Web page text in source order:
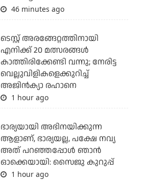
46 minutes ago
ടെസ്റ്റ് അരങ്ങേറ്റത്തിനായി
എനിക്ക് 20 മത്സരങ്ങള്‍
കാത്തിരിക്കേണ്ടി വന്നു; നേരിട്ട
വെല്ലുവിളികളെക്കുറിച്ച്
അജിന്‍ക്യാ രഹാനെ
1 hour ago
ഭാര്യയായി അഭിനയിക്കുന്ന
ആളാണ്, ഭാര്യയല്ല, പക്ഷേ നവ്യ
അത് പറഞ്ഞപ്പോള്‍ ഞാന്‍
ഓക്കെയായി: സൈജു കുറുപ്പ്
1 hour ago